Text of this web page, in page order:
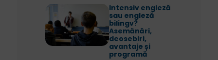
Intensiv engleză
sau engleză
bilingv?
Asemănări,
deosebiri,
avantaje și
programă